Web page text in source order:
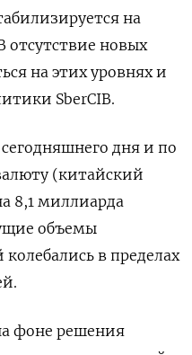
на
отсутствие новых
на этих уровнях и
SberCIB.
дня и по
(китайский
8,1 миллиарда
объемы
в пределах
фоне решения